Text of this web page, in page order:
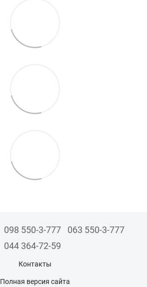
098 550-3-777
063 550-3-777
044 364-72-59
Контакты
Полная версия сайта